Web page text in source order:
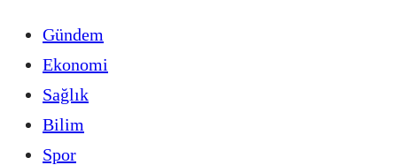
Gündem
Ekonomi
Sağlık
Bilim
Spor